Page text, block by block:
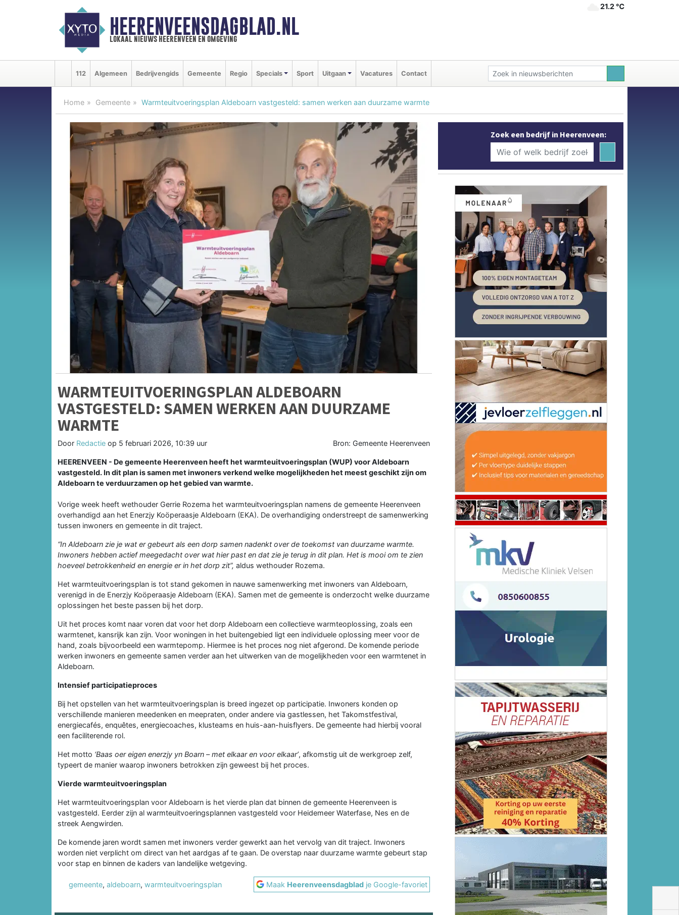
HEERENVEENSDAGBLAD.NL
lokaal nieuws heerenveen en omgeving
21.2 ℃
112 Algemeen Bedrijvengids Gemeente Regio Specials Sport Uitgaan Vacatures Contact
Home Gemeente Warmteuitvoeringsplan Aldeboarn vastgesteld: samen werken aan duurzame warmte
WARMTEUITVOERINGSPLAN ALDEBOARN
VASTGESTELD: SAMEN WERKEN AAN DUURZAME
WARMTE
Door Redactie op 5 februari 2026, 10:39 uur Bron: Gemeente Heerenveen
HEERENVEEN - De gemeente Heerenveen heeft het warmteuitvoeringsplan (WUP) voor Aldeboarn
vastgesteld. In dit plan is samen met inwoners verkend welke mogelijkheden het meest geschikt zijn om
Aldeboarn te verduurzamen op het gebied van warmte.
Vorige week heeft wethouder Gerrie Rozema het warmteuitvoeringsplan namens de gemeente Heerenveen
overhandigd aan het Enerzjy Koöperaasje Aldeboarn (EKA). De overhandiging onderstreept de samenwerking
tussen inwoners en gemeente in dit traject.
“In Aldeboarn zie je wat er gebeurt als een dorp samen nadenkt over de toekomst van duurzame warmte.
Inwoners hebben actief meegedacht over wat hier past en dat zie je terug in dit plan. Het is mooi om te zien
hoeveel betrokkenheid en energie er in het dorp zit”, aldus wethouder Rozema.
Het warmteuitvoeringsplan is tot stand gekomen in nauwe samenwerking met inwoners van Aldeboarn,
verenigd in de Enerzjy Koöperaasje Aldeboarn (EKA). Samen met de gemeente is onderzocht welke duurzame
oplossingen het beste passen bij het dorp.
Uit het proces komt naar voren dat voor het dorp Aldeboarn een collectieve warmteoplossing, zoals een
warmtenet, kansrijk kan zijn. Voor woningen in het buitengebied ligt een individuele oplossing meer voor de
hand, zoals bijvoorbeeld een warmtepomp. Hiermee is het proces nog niet afgerond. De komende periode
werken inwoners en gemeente samen verder aan het uitwerken van de mogelijkheden voor een warmtenet in
Aldeboarn.
Intensief participatieproces
Bij het opstellen van het warmteuitvoeringsplan is breed ingezet op participatie. Inwoners konden op
verschillende manieren meedenken en meepraten, onder andere via gastlessen, het Takomstfestival,
energiecafés, enquêtes, energiecoaches, klusteams en huis-aan-huisflyers. De gemeente had hierbij vooral
een faciliterende rol.
Het motto ‘Baas oer eigen enerzjy yn Boarn – met elkaar en voor elkaar’, afkomstig uit de werkgroep zelf,
typeert de manier waarop inwoners betrokken zijn geweest bij het proces.
Vierde warmteuitvoeringsplan
Het warmteuitvoeringsplan voor Aldeboarn is het vierde plan dat binnen de gemeente Heerenveen is
vastgesteld. Eerder zijn al warmteuitvoeringsplannen vastgesteld voor Heidemeer Waterfase, Nes en de
streek Aengwirden.
De komende jaren wordt samen met inwoners verder gewerkt aan het vervolg van dit traject. Inwoners
worden niet verplicht om direct van het aardgas af te gaan. De overstap naar duurzame warmte gebeurt stap
voor stap en binnen de kaders van landelijke wetgeving.
gemeente, aldeboarn, warmteuitvoeringsplan Maak Heerenveensdagblad je Google-favoriet
Zoek een bedrijf in Heerenveen: